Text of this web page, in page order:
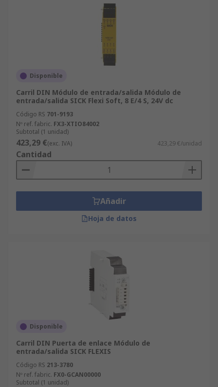
Disponible
Carril DIN Módulo de entrada/salida Módulo de
entrada/salida SICK Flexi Soft, 8 E/4 S, 24V dc
Código RS 701-9193
Nº ref. fabric. FX3-XTIO84002
Subtotal (1 unidad)
423,29 €(exc. IVA) 423,29 €/unidad
Cantidad
Añadir
Hoja de datos
Disponible
Carril DIN Puerta de enlace Módulo de
entrada/salida SICK FLEXIS
Código RS 213-3780
Nº ref. fabric. FX0-GCAN00000
Subtotal (1 unidad)